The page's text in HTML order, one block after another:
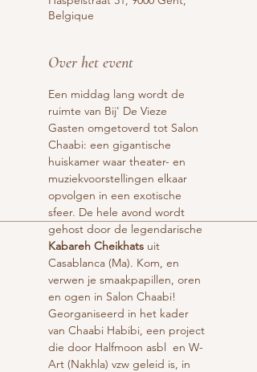
Belgique
Over het event
Een middag lang wordt de
ruimte van Bij' De Vieze
Gasten omgetoverd tot Salon
Chaabi: een gigantische
huiskamer waar theater- en
muziekvoorstellingen elkaar
opvolgen in een exotische
sfeer. De hele avond wordt
gehost door de legendarische
Kabareh Cheikhats uit
Casablanca (Ma). Kom, en
verwen je smaakpapillen, oren
en ogen in Salon Chaabi!
Georganiseerd in het kader
van Chaabi Habibi, een project
die door Halfmoon asbl  en W-
Art (Nakhla) vzw geleid is, in